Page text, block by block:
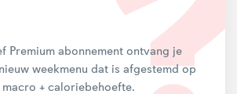
Premium abonnement ontvang je
weekmenu dat is afgestemd op
+ caloriebehoefte.